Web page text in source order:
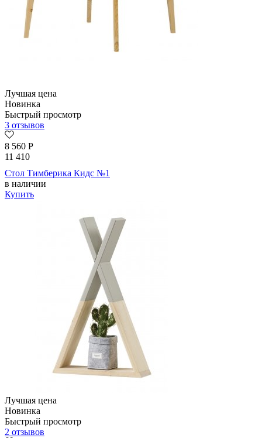
Лучшая цена
Новинка
Быстрый просмотр
3 отзывов
8 560 Р
11 410
Стол Тимберика Кидс №1
в наличии
Купить
Лучшая цена
Новинка
Быстрый просмотр
2 отзывов